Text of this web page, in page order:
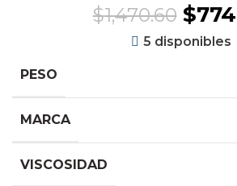
$1,470.60
price
$
5 disponibles
PESO
MARCA
VISCOSIDAD